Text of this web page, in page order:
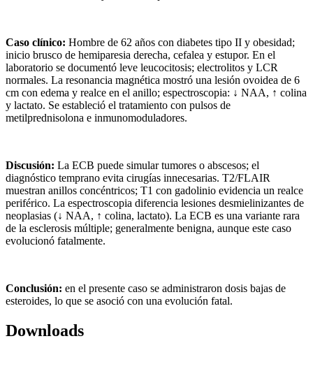
Caso clínico: Hombre de 62 años con diabetes tipo II y obesidad;
inicio brusco de hemiparesia derecha, cefalea y estupor. En el
laboratorio se documentó leve leucocitosis; electrolitos y LCR
normales. La resonancia magnética mostró una lesión ovoidea de 6
cm con edema y realce en el anillo; espectroscopia: ↓ NAA, ↑ colina
y lactato. Se estableció el tratamiento con pulsos de
metilprednisolona e inmunomoduladores.
Discusión: La ECB puede simular tumores o abscesos; el
diagnóstico temprano evita cirugías innecesarias. T2/FLAIR
muestran anillos concéntricos; T1 con gadolinio evidencia un realce
periférico. La espectroscopia diferencia lesiones desmielinizantes de
neoplasias (↓ NAA, ↑ colina, lactato). La ECB es una variante rara
de la esclerosis múltiple; generalmente benigna, aunque este caso
evolucionó fatalmente.
Conclusión: en el presente caso se administraron dosis bajas de
esteroides, lo que se asoció con una evolución fatal.
Downloads